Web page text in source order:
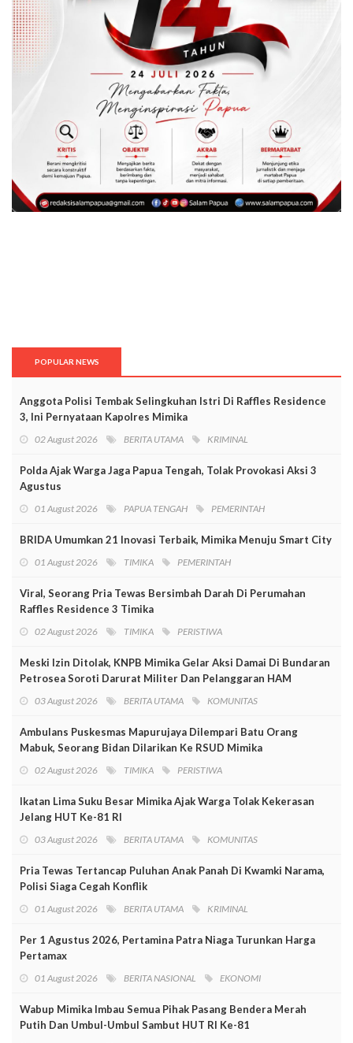
POPULAR NEWS
Anggota Polisi Tembak Selingkuhan Istri Di Raffles Residence
3, Ini Pernyataan Kapolres Mimika
02 August 2026 BERITA UTAMA KRIMINAL
Polda Ajak Warga Jaga Papua Tengah, Tolak Provokasi Aksi 3
Agustus
01 August 2026 PAPUA TENGAH PEMERINTAH
BRIDA Umumkan 21 Inovasi Terbaik, Mimika Menuju Smart City
01 August 2026 TIMIKA PEMERINTAH
Viral, Seorang Pria Tewas Bersimbah Darah Di Perumahan
Raffles Residence 3 Timika
02 August 2026 TIMIKA PERISTIWA
Meski Izin Ditolak, KNPB Mimika Gelar Aksi Damai Di Bundaran
Petrosea Soroti Darurat Militer Dan Pelanggaran HAM
03 August 2026 BERITA UTAMA KOMUNITAS
Ambulans Puskesmas Mapurujaya Dilempari Batu Orang
Mabuk, Seorang Bidan Dilarikan Ke RSUD Mimika
02 August 2026 TIMIKA PERISTIWA
Ikatan Lima Suku Besar Mimika Ajak Warga Tolak Kekerasan
Jelang HUT Ke-81 RI
03 August 2026 BERITA UTAMA KOMUNITAS
Pria Tewas Tertancap Puluhan Anak Panah Di Kwamki Narama,
Polisi Siaga Cegah Konflik
01 August 2026 BERITA UTAMA KRIMINAL
Per 1 Agustus 2026, Pertamina Patra Niaga Turunkan Harga
Pertamax
01 August 2026 BERITA NASIONAL EKONOMI
Wabup Mimika Imbau Semua Pihak Pasang Bendera Merah
Putih Dan Umbul-Umbul Sambut HUT RI Ke-81